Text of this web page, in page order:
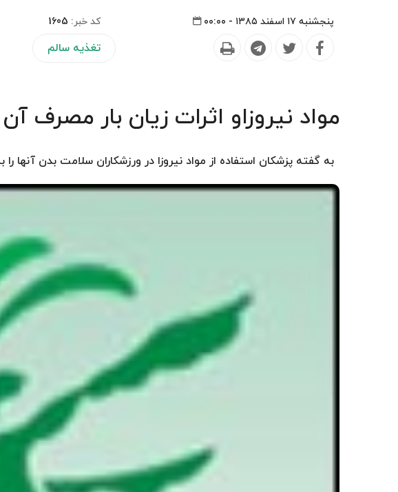
پنجشنبه ۱۷ اسفند ۱۳۸۵ - ۰۰:۰۰ کد خبر: 1605
تغذیه سالم
مواد نیروزاو اثرات زیان بار مصرف
به گفته پزشكان استفاده از مواد نیروزا در ورزشكاران سلامت بدن آنها را